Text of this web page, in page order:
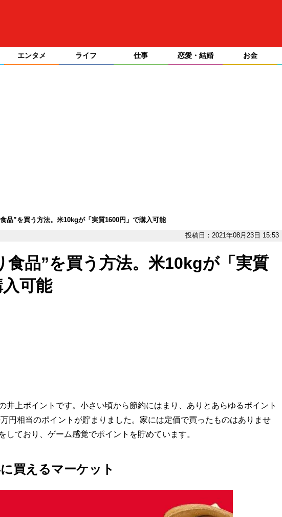
エンタメ ライフ 仕事 恋愛・結婚 お金
品”を買う方法。米10kgが「実質1600円」で購入可能
投稿日：2021年08月23日 15:53
食品”を買う方法。米10kgが「実質
可能
上ポイントです。小さい頃から節約にはまり、ありとあらゆるポイント
円相当のポイントが貯まりました。家には定価で買ったものはありませ
しており、ゲーム感覚でポイントを貯めています。
買えるマーケット